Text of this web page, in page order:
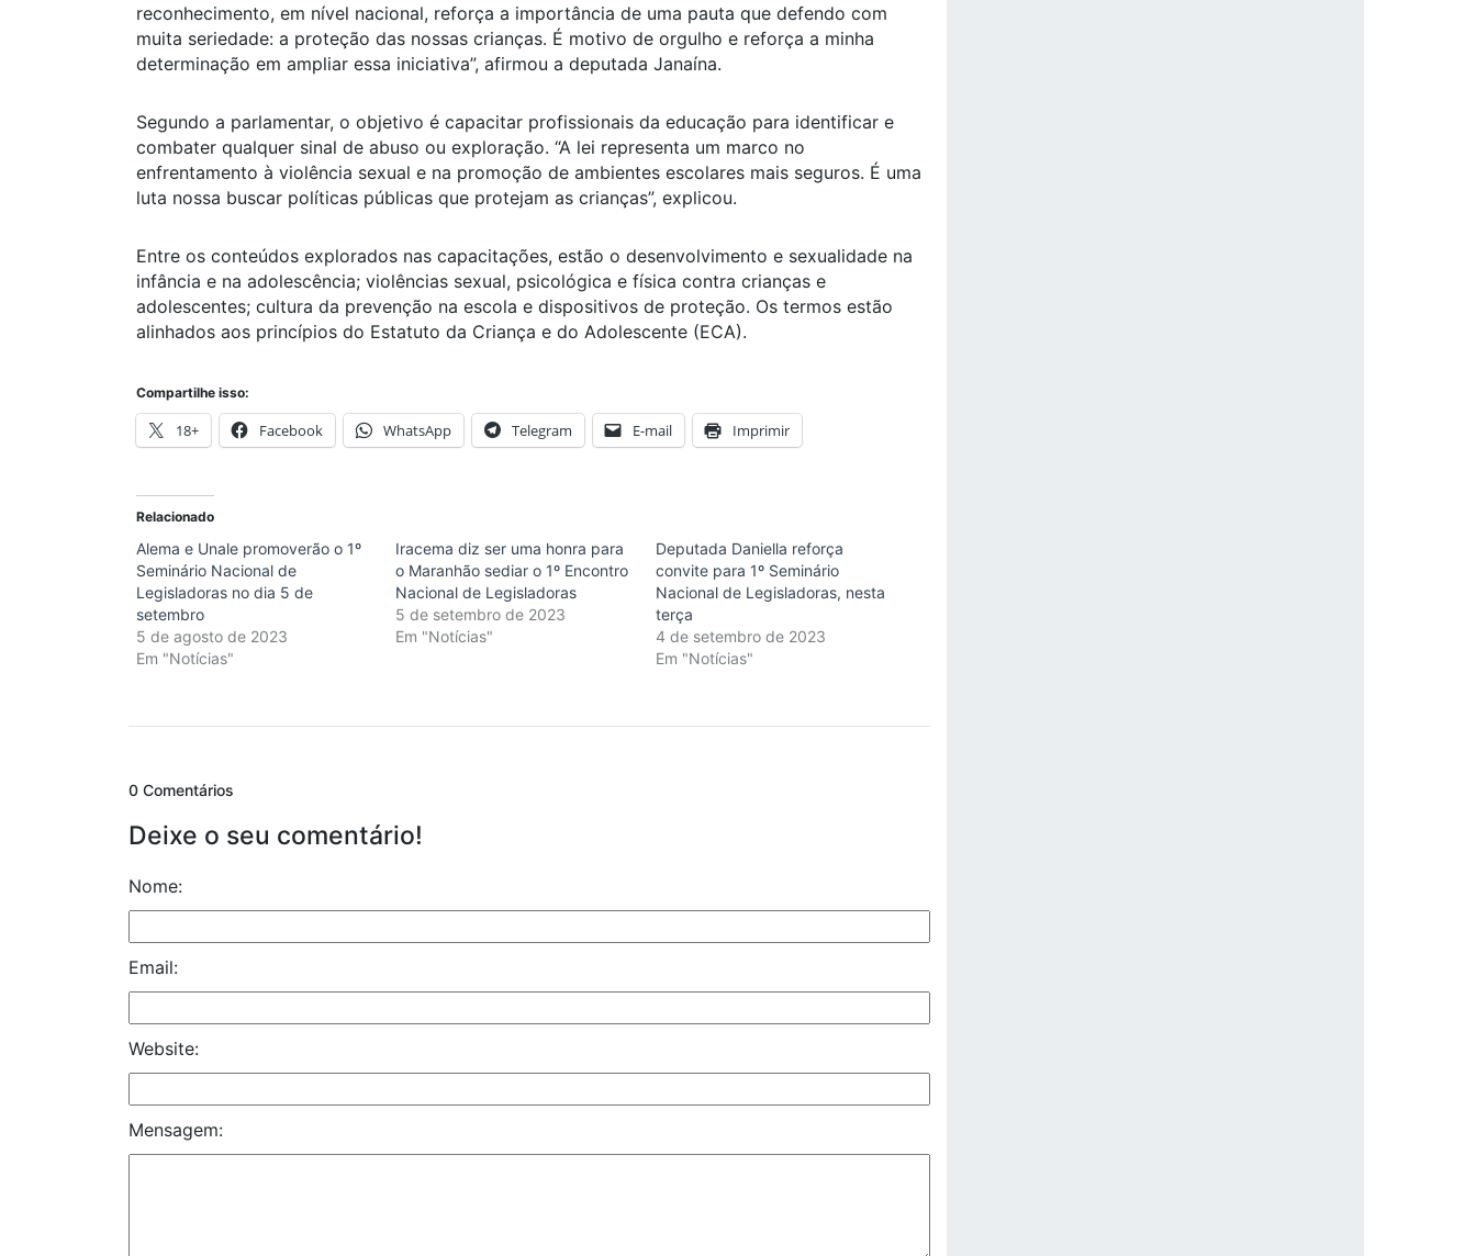
reconhecimento, em nível nacional, reforça a importância de uma pauta que defendo com
muita seriedade: a proteção das nossas crianças. É motivo de orgulho e reforça a minha
determinação em ampliar essa iniciativa”, afirmou a deputada Janaína.
Segundo a parlamentar, o objetivo é capacitar profissionais da educação para identificar e
combater qualquer sinal de abuso ou exploração. “A lei representa um marco no
enfrentamento à violência sexual e na promoção de ambientes escolares mais seguros. É uma
luta nossa buscar políticas públicas que protejam as crianças”, explicou.
Entre os conteúdos explorados nas capacitações, estão o desenvolvimento e sexualidade na
infância e na adolescência; violências sexual, psicológica e física contra crianças e
adolescentes; cultura da prevenção na escola e dispositivos de proteção. Os termos estão
alinhados aos princípios do Estatuto da Criança e do Adolescente (ECA).
Compartilhe isso:
18+ Facebook WhatsApp Telegram E-mail Imprimir
Relacionado
Alema e Unale promoverão o 1º
Seminário Nacional de
Legisladoras no dia 5 de
setembro
5 de agosto de 2023
Em "Notícias"
Iracema diz ser uma honra para
o Maranhão sediar o 1º Encontro
Nacional de Legisladoras
5 de setembro de 2023
Em "Notícias"
Deputada Daniella reforça
convite para 1º Seminário
Nacional de Legisladoras, nesta
terça
4 de setembro de 2023
Em "Notícias"
0 Comentários
Deixe o seu comentário!
Nome:
Email:
Website:
Mensagem: